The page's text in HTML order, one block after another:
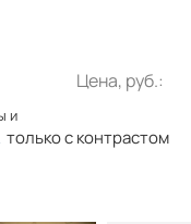
Цена, руб.:
и
только с контрастом